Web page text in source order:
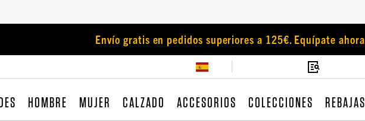
Envío gratis en pedidos superiores a 125€. Equípate
HOMBRE MUJER CALZADO ACCESORIOS COLECCIONES